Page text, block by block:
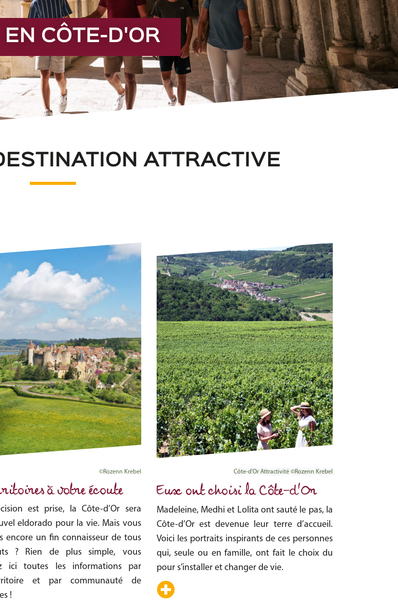
EN CÔTE-D'OR
ATTRACTIVE
©Rozenn Krebel
à votre écoute
est prise, la Côte-d’Or sera
eldorado pour la vie. Mais vous
encore un fin connaisseur de tous
? Rien de plus simple, vous
ici toutes les informations par
et par communauté de
!
Côte-d'Or Attractivité ©Rozenn Krebel
Eux ont choisi la Côte-d'Or
Madeleine, Medhi et Lolita ont sauté le pas, la
Côte-d’Or est devenue leur terre d’accueil.
Voici les portraits inspirants de ces personnes
qui, seule ou en famille, ont fait le choix du
pour s’installer et changer de vie.